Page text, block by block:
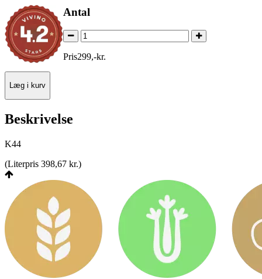
Antal
Pris299,-kr.
Læg i kurv
Beskrivelse
K44
(Literpris 398,67 kr.)